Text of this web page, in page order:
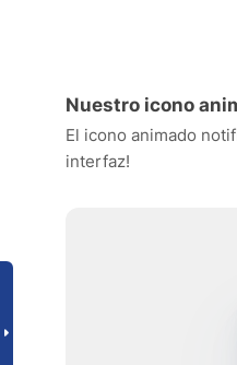
Nuestro icono
El icono animado
interfaz!